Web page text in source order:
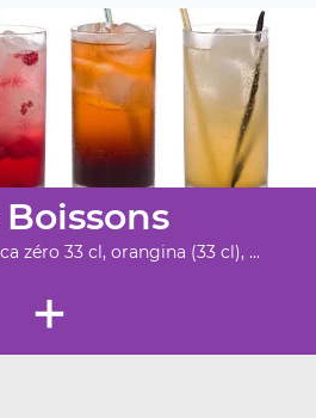
Boissons
zéro 33 cl, orangina (33 cl), ...
+